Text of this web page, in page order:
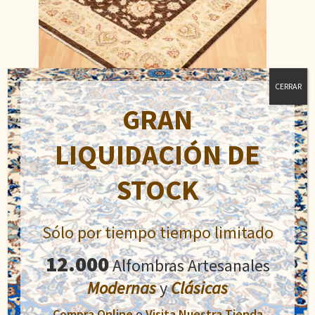
Ziegler
1.700,00€
El
precio
original
era:
1.700,00€.
1.350,00€El
precio
actual
es:
1.350,00€.
Añadir al carrito
GRAN
LIQUIDACIÓN DE
STOCK
Sólo por tiempo tiempo limitado
12.000Alfombras Artesanales
ModernasyClásicas
CERRAR